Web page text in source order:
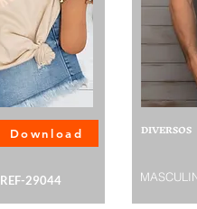
Download
REF-29044
DIVERSOS